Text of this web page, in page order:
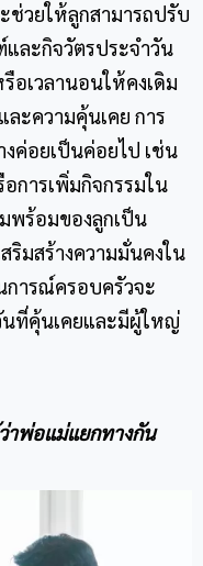
วยให้ลูกสามารถปรับ
ละกิจวัตรประจำวัน
รือเวลานอนให้คงเดิม
ะความคุ้นเคย การ
ค่อยเป็นค่อยไป เช่น
การเพิ่มกิจกรรมใน
พร้อมของลูกเป็น
ริมสร้างความมั่นคงใน
การณ์ครอบครัวจะ
นที่คุ้นเคยและมีผู้ใหญ่
าพ่อแม่แยกทางกัน